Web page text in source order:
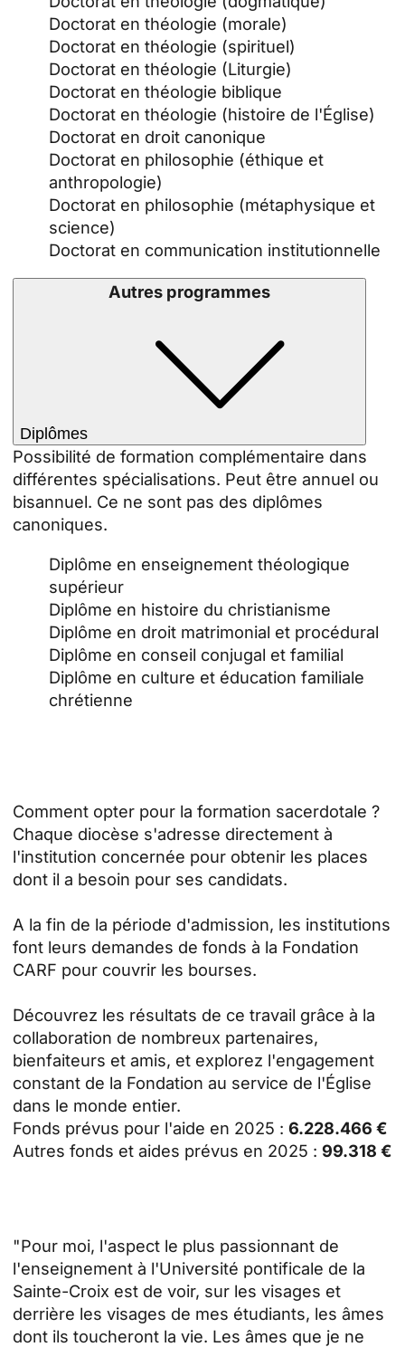
Doctorat en théologie (morale)
Doctorat en théologie (spirituel)
Doctorat en théologie (Liturgie)
Doctorat en théologie biblique
Doctorat en théologie (histoire de l'Église)
Doctorat en droit canonique
Doctorat en philosophie (éthique et
anthropologie)
Doctorat en philosophie (métaphysique et
science)
Doctorat en communication institutionnelle
Autres programmes
Diplômes
Possibilité de formation complémentaire dans
différentes spécialisations. Peut être annuel ou
bisannuel. Ce ne sont pas des diplômes
canoniques.
Diplôme en enseignement théologique
supérieur
Diplôme en histoire du christianisme
Diplôme en droit matrimonial et procédural
Diplôme en conseil conjugal et familial
Diplôme en culture et éducation familiale
chrétienne
Comment opter pour la formation sacerdotale ?
Chaque diocèse s'adresse directement à
l'institution concernée pour obtenir les places
dont il a besoin pour ses candidats.
A la fin de la période d'admission, les institutions
font leurs demandes de fonds à la Fondation
CARF pour couvrir les bourses.
Découvrez les résultats de ce travail grâce à la
collaboration de nombreux partenaires,
bienfaiteurs et amis, et explorez l'engagement
constant de la Fondation au service de l'Église
dans le monde entier.
Fonds prévus pour l'aide en 2025 : 6.228.466 €
Autres fonds et aides prévus en 2025 : 99.318 €
"Pour moi, l'aspect le plus passionnant de
l'enseignement à l'Université pontificale de la
Sainte-Croix est de voir, sur les visages et
derrière les visages de mes étudiants, les âmes
dont ils toucheront la vie. Les âmes que je ne